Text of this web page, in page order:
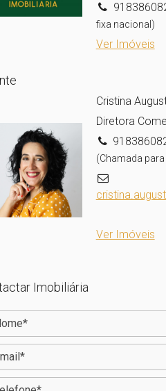
fixa nacional)
Ver Imóveis
Cristina
Diretora
(Chamada
Ver Imóveis
Imobiliária